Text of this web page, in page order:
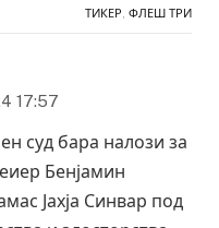
ТИКЕР ФЛЕШ ТРИ
17:57
суд бара налози за
Бенјамин
Јахја Синвар под